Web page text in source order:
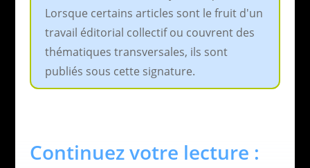
Lorsque certains articles sont le fruit d'un
travail éditorial collectif ou couvrent des
thématiques transversales, ils sont
publiés sous cette signature.
Continuez votre lecture :